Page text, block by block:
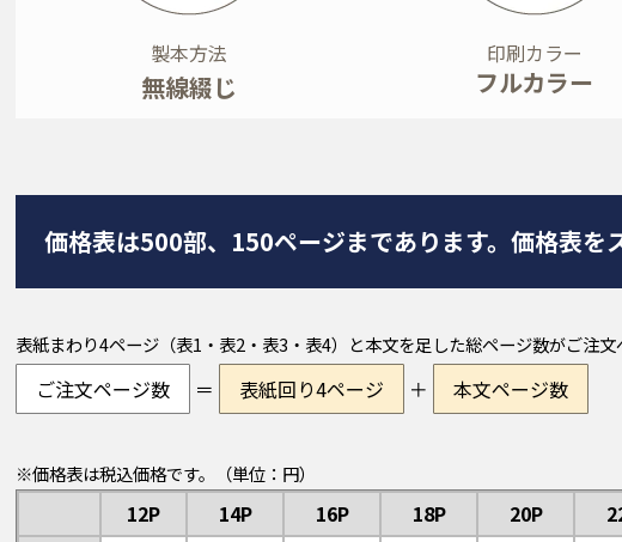
製本方法
無線綴じ
印刷カラー
フルカラー
価格表は500部、150ページまであります。価格表を
表紙まわり4ページ（表1・表2・表3・表4）と本文を足した総ページ数がご注文
ご注文ページ数 ＝ 表紙回り4ページ ＋ 本文ページ数
※価格表は税込価格です。（単位：円）
12P 14P 16P 18P 20P